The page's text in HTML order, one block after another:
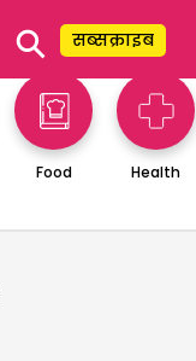
⚲ सब्सक्राइब
Food Health